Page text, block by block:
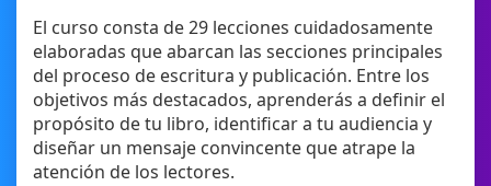
El curso consta de 29 lecciones cuidadosamente
elaboradas que abarcan las secciones principales
del proceso de escritura y publicación. Entre los
objetivos más destacados, aprenderás a definir el
propósito de tu libro, identificar a tu audiencia y
diseñar un mensaje convincente que atrape la
atención de los lectores.